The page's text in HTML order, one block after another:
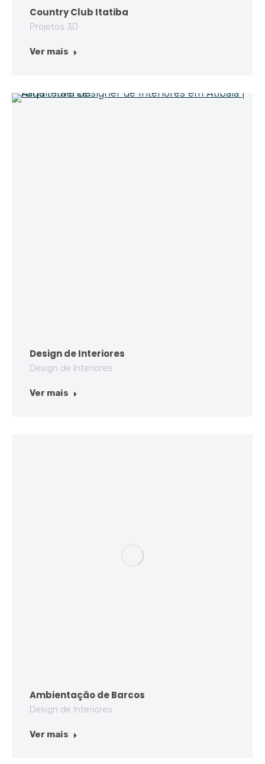
Country Club Itatiba
Projetos 3D
Ver mais
Design de Interiores
Design de Interiores
Ver mais
Ambientação de Barcos
Design de Interiores
Ver mais